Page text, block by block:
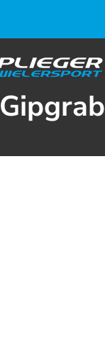
Gipgrab